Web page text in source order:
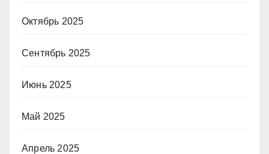
Октябрь 2025
Сентябрь 2025
Июнь 2025
Май 2025
Апрель 2025